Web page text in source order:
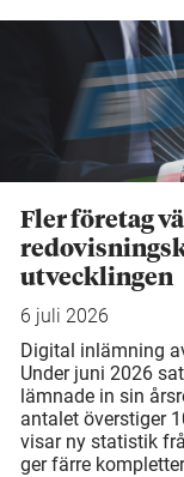
Fler företag
utvecklingen
6 juli 2026
Digital inlämning
Under juni 2026
lämnade in sin
antalet överstiger
visar ny statistik
ger färre